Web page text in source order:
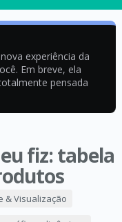
experiência da
Em breve, ela
pensada
fiz: tabela
& Visualização